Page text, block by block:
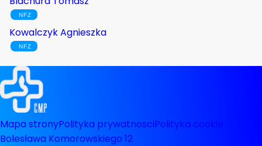
Kowalczyk Agnieszka
Mapa stronyPolityka prywatnosciPolityka cookie
Bolesława Komorowskiego 12